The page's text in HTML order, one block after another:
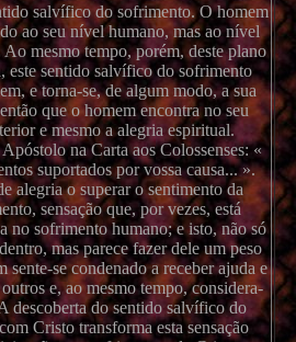
salvífico do sofrimento. O homem
ao seu nível humano, mas ao nível
mesmo tempo, porém, deste plano
este sentido salvífico do sofrimento
e torna-se, de algum modo, a sua
que o homem encontra no seu
e mesmo a alegria espiritual.
na Carta aos Colossenses: «
suportados por vossa causa... ».
alegria o superar o sentimento da
sensação que, por vezes, está
no sofrimento humano; e isto, não só
mas parece fazer dele um peso
sente-se condenado a receber ajuda e
e, ao mesmo tempo, considera-
descoberta do sentido salvífico do
Cristo transforma esta sensação